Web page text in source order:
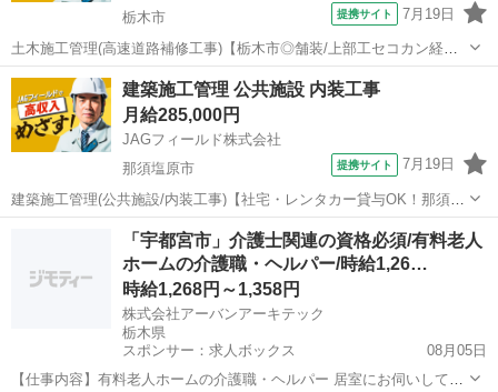
栃木市 提携サイト 7月19日
土木施工管理(高速道路補修工事)【栃木市◎舗装/上部工セコカン経
験！優遇】 栃木市の高速道路メンテナンス工事における土木施工管理
です。コンクリートや鋼製桁、As舗装の補修工事が主となります。工
程管理・品質管理・安全管理、...
栃木 栃木市 その他
建築施工管理 公共施設 内装工事
月給285,000円
JAGフィールド株式会社
那須塩原市
提携サイト 7月19日
建築施工管理(公共施設/内装工事)【社宅・レンタカー貸与OK！那須塩
原市●現場管理メイン】 ＜手取り25～40万円以上◎前職給保証◎残業
100 支給＞栃木県那須塩原市の文化会館(RC造平屋)内装改修工事にお
ける建築施工管...
那須塩原市 その他
「宇都宮市」介護士関連の資格必須/有料老人
ホームの介護職・ヘルパー/時給1,26…
時給1,268円～1,358円
株式会社アーバンアーキテック
栃木県
スポンサー：求人ボックス
08月05日
【仕事内容】有料老人ホームの介護職・ヘルパー 居室にお伺いしての